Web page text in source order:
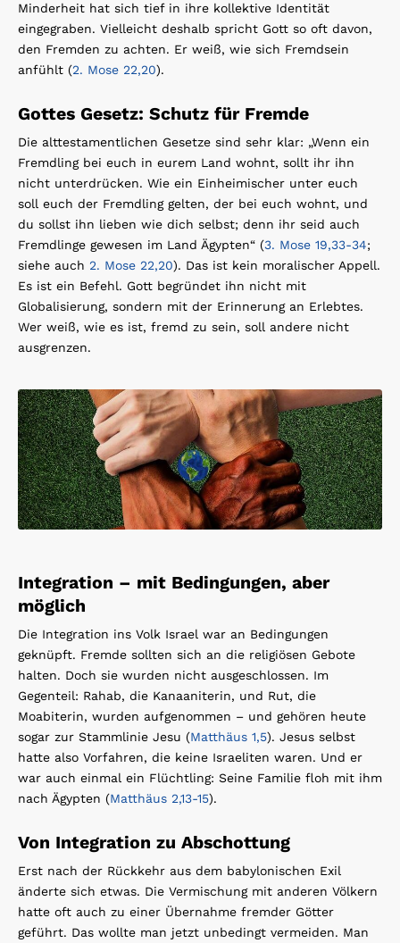
Minderheit hat sich tief in ihre kollektive Identität
eingegraben. Vielleicht deshalb spricht Gott so oft davon,
den Fremden zu achten. Er weiß, wie sich Fremdsein
anfühlt (2. Mose 22,20).
Gottes Gesetz: Schutz für Fremde
Die alttestamentlichen Gesetze sind sehr klar: „Wenn ein
Fremdling bei euch in eurem Land wohnt, sollt ihr ihn
nicht unterdrücken. Wie ein Einheimischer unter euch
soll euch der Fremdling gelten, der bei euch wohnt, und
du sollst ihn lieben wie dich selbst; denn ihr seid auch
Fremdlinge gewesen im Land Ägypten“ (3. Mose 19,33-34;
siehe auch 2. Mose 22,20). Das ist kein moralischer Appell.
Es ist ein Befehl. Gott begründet ihn nicht mit
Globalisierung, sondern mit der Erinnerung an Erlebtes.
Wer weiß, wie es ist, fremd zu sein, soll andere nicht
ausgrenzen.
Integration – mit Bedingungen, aber
möglich
Die Integration ins Volk Israel war an Bedingungen
geknüpft. Fremde sollten sich an die religiösen Gebote
halten. Doch sie wurden nicht ausgeschlossen. Im
Gegenteil: Rahab, die Kanaaniterin, und Rut, die
Moabiterin, wurden aufgenommen – und gehören heute
sogar zur Stammlinie Jesu (Matthäus 1,5). Jesus selbst
hatte also Vorfahren, die keine Israeliten waren. Und er
war auch einmal ein Flüchtling: Seine Familie floh mit ihm
nach Ägypten (Matthäus 2,13-15).
Von Integration zu Abschottung
Erst nach der Rückkehr aus dem babylonischen Exil
änderte sich etwas. Die Vermischung mit anderen Völkern
hatte oft auch zu einer Übernahme fremder Götter
geführt. Das wollte man jetzt unbedingt vermeiden. Man